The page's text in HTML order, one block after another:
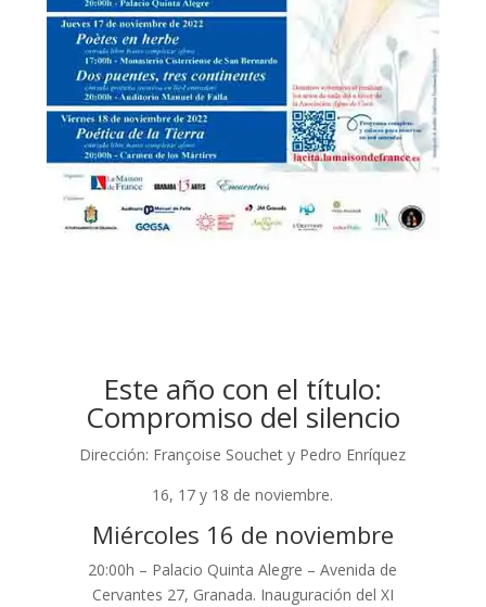
Este año con el título:
Compromiso del silencio
Dirección: Françoise Souchet y Pedro Enríquez
16, 17 y 18 de noviembre.
Miércoles 16 de noviembre
20:00h – Palacio Quinta Alegre – Avenida de
Cervantes 27, Granada. Inauguración del XI